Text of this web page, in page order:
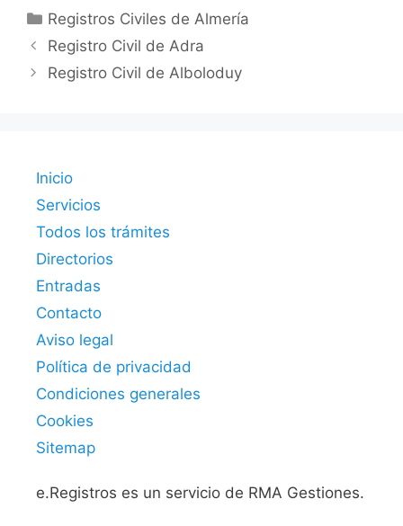
Categorías
Registros Civiles de Almería
Registro Civil de Adra
Registro Civil de Alboloduy
Inicio
Servicios
Todos los trámites
Directorios
Entradas
Contacto
Aviso legal
Política de privacidad
Condiciones generales
Cookies
Sitemap
e.Registros es un servicio de RMA Gestiones.